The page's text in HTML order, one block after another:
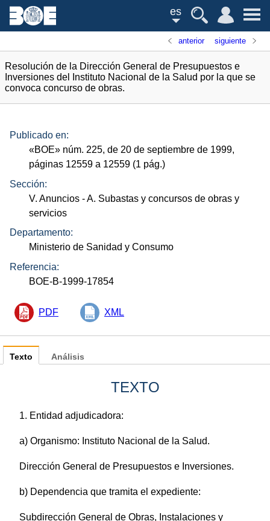
es
anterior siguiente
Resolución de la Dirección General de Presupuestos e
Inversiones del Instituto Nacional de la Salud por la que se
convoca concurso de obras.
Publicado en:
«BOE» núm. 225, de 20 de septiembre de 1999,
páginas 12559 a 12559 (1 pág.)
Sección:
V. Anuncios - A. Subastas y concursos de obras y
servicios
Departamento:
Ministerio de Sanidad y Consumo
Referencia:
BOE-B-1999-17854
PDF XML
Texto
TEXTO
1. Entidad adjudicadora:
a) Organismo: Instituto Nacional de la Salud.
Dirección General de Presupuestos e Inversiones.
b) Dependencia que tramita el expediente:
Subdirección General de Obras, Instalaciones y
Análisis